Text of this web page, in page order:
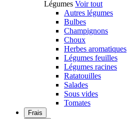
Légumes Voir tout
Autres légumes
Bulbes
Champignons
Choux
Herbes aromatiques
Légumes feuilles
Légumes racines
Ratatouilles
Salades
Sous vides
Tomates
Frais